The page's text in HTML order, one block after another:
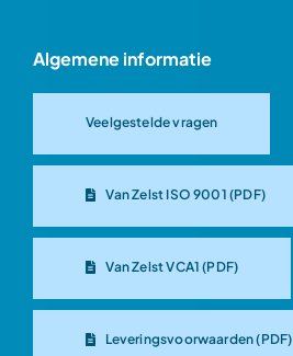
Algemene informatie
Veelgestelde vragen
Van Zelst ISO 9001 (PDF)
Van Zelst VCA1 (PDF)
Leveringsvoorwaarden (PDF)